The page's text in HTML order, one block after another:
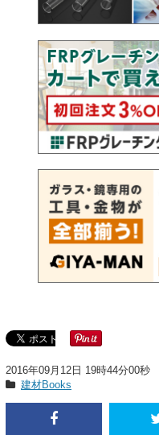
2016年09月12日 19時44分00秒
建材Books